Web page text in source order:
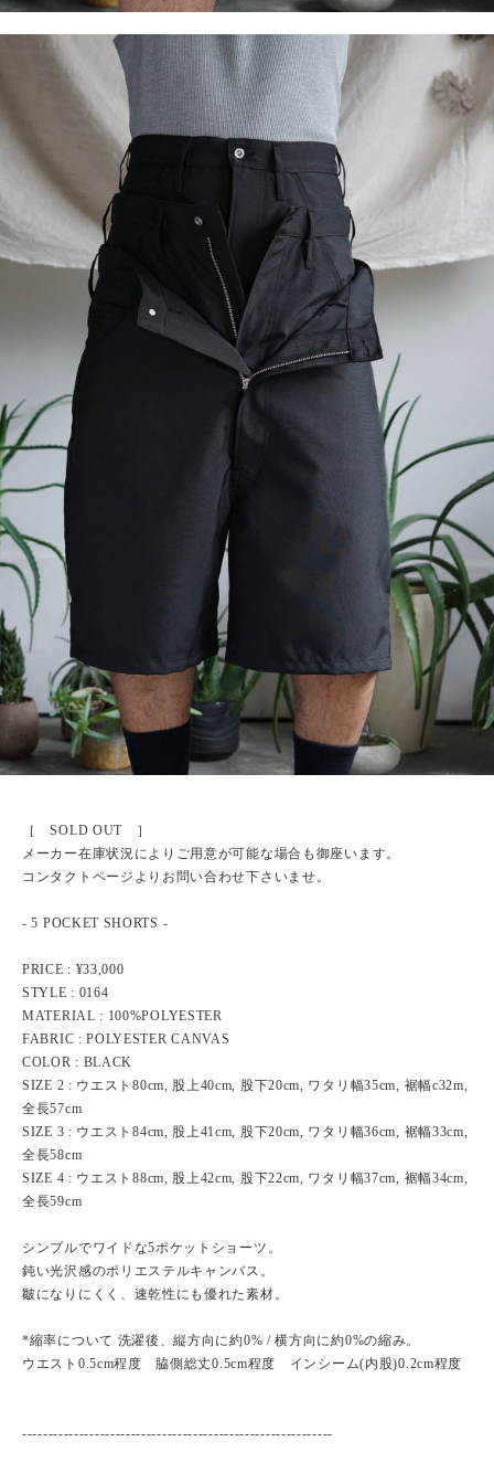
［ SOLD OUT ］
メーカー在庫状況によりご用意が可能な場合も御座います。
コンタクトページよりお問い合わせ下さいませ。
- 5 POCKET SHORTS -
PRICE : ¥33,000
STYLE : 0164
MATERIAL : 100%POLYESTER
FABRIC : POLYESTER CANVAS
COLOR : BLACK
SIZE 2 : ウエスト80cm, 股上40cm, 股下20cm, ワタリ幅35cm, 裾幅c32m,
全長57cm
SIZE 3 : ウエスト84cm, 股上41cm, 股下20cm, ワタリ幅36cm, 裾幅33cm,
全長58cm
SIZE 4 : ウエスト88cm, 股上42cm, 股下22cm, ワタリ幅37cm, 裾幅34cm,
全長59cm
シンプルでワイドな5ポケットショーツ。
鈍い光沢感のポリエステルキャンバス。
皺になりにくく、速乾性にも優れた素材。
*縮率について 洗濯後、縦方向に約0% / 横方向に約0%の縮み。
ウエスト0.5cm程度 脇側総丈0.5cm程度 インシーム(内股)0.2cm程度
------------------------------------------------------------